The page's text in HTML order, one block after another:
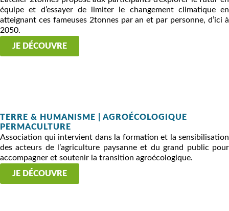
équipe et d’essayer de limiter le changement climatique en
atteignant ces fameuses 2tonnes par an et par personne, d’ici à
2050.
JE DÉCOUVRE
TERRE & HUMANISME | AGROÉCOLOGIQUE
PERMACULTURE
Association qui intervient dans la formation et la sensibilisation
des acteurs de l’agriculture paysanne et du grand public pour
accompagner et soutenir la transition agroécologique.
JE DÉCOUVRE